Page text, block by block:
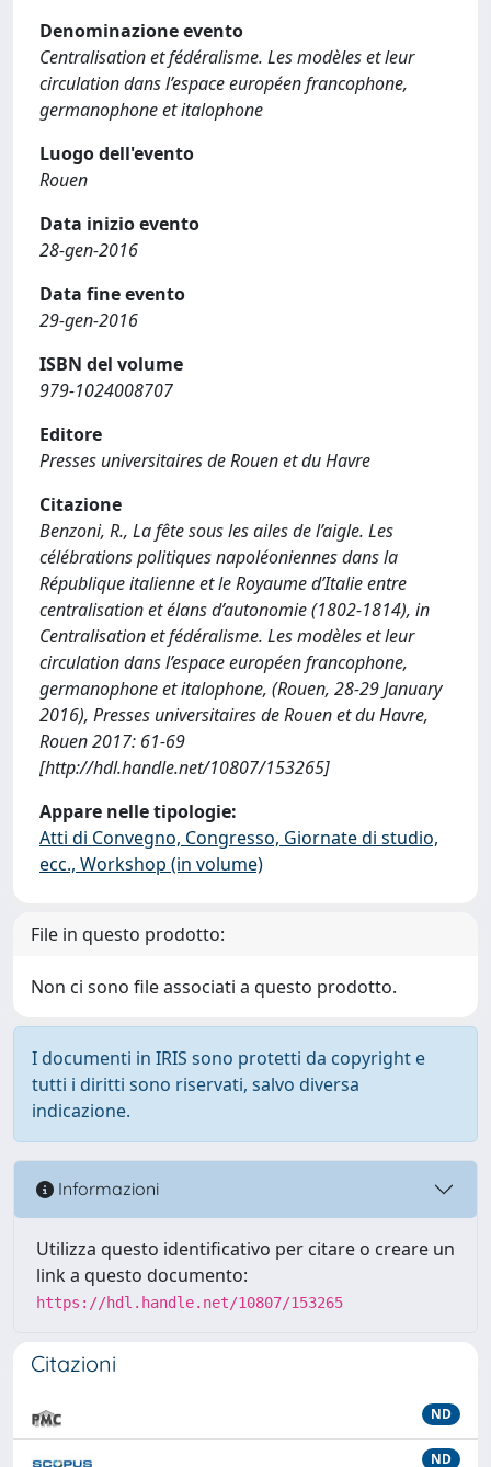
Denominazione evento
Centralisation et fédéralisme. Les modèles et leur
circulation dans l’espace européen francophone,
germanophone et italophone
Luogo dell'evento
Rouen
Data inizio evento
28-gen-2016
Data fine evento
29-gen-2016
ISBN del volume
979-1024008707
Editore
Presses universitaires de Rouen et du Havre
Citazione
Benzoni, R., La fête sous les ailes de l’aigle. Les
célébrations politiques napoléoniennes dans la
République italienne et le Royaume d’Italie entre
centralisation et élans d’autonomie (1802-1814), in
Centralisation et fédéralisme. Les modèles et leur
circulation dans l’espace européen francophone,
germanophone et italophone, (Rouen, 28-29 January
2016), Presses universitaires de Rouen et du Havre,
Rouen 2017: 61-69
[http://hdl.handle.net/10807/153265]
Appare nelle tipologie:
Atti di Convegno, Congresso, Giornate di studio,
ecc., Workshop (in volume)
File in questo prodotto:
Non ci sono file associati a questo prodotto.
I documenti in IRIS sono protetti da copyright e
tutti i diritti sono riservati, salvo diversa
indicazione.
Informazioni
Utilizza questo identificativo per citare o creare un
link a questo documento:
https://hdl.handle.net/10807/153265
Citazioni
ND
ND